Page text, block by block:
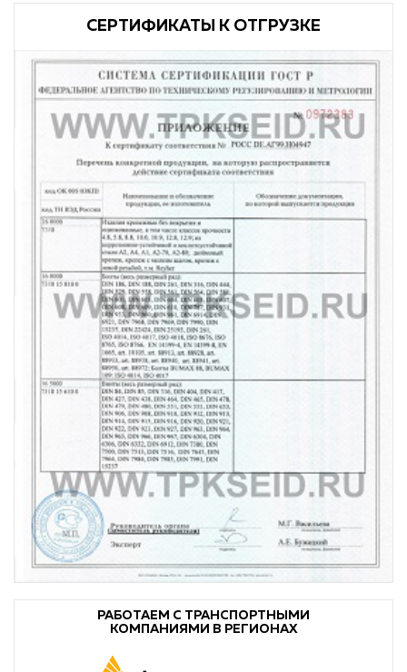
CЕРТИФИКАТЫ К ОТГРУЗКЕ
РАБОТАЕМ С ТРАНСПОРТНЫМИ
КОМПАНИЯМИ В РЕГИОНАХ